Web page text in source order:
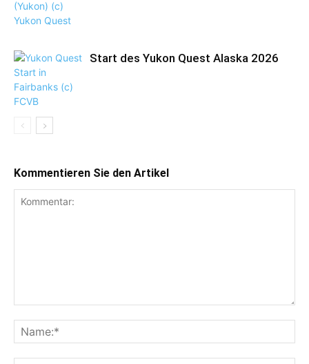
Start des Yukon Quest Alaska 2026
Kommentieren Sie den Artikel